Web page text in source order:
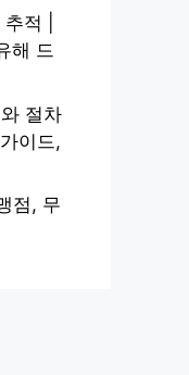
적 |
해 드
절차
이드,
점, 무